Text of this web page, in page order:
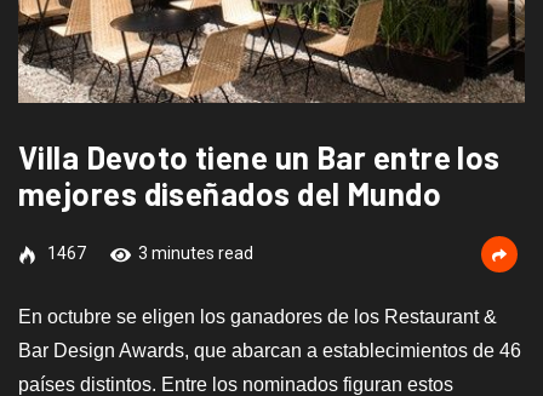
Villa Devoto tiene un Bar entre los
mejores diseñados del Mundo
1467 3 minutes read
En octubre se eligen los ganadores de los Restaurant &
Bar Design Awards, que abarcan a establecimientos de 46
países distintos. Entre los nominados figuran estos